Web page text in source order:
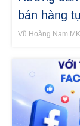
bán hàng
Vũ Hoàng Nam